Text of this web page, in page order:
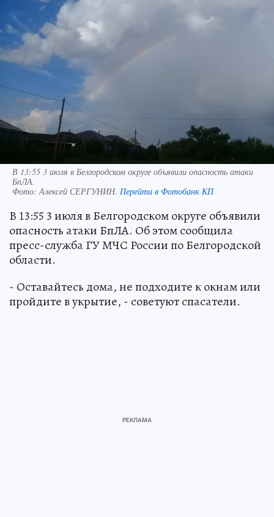
В 13:55 3 июля в Белгородском округе объявили опасность атаки
БпЛА.
Фото:Алексей СЕРГУНИН. Перейти в Фотобанк КП
В 13:55 3 июля в Белгородском округе объявили
опасность атаки БпЛА. Об этом сообщила
пресс-служба ГУ МЧС России по Белгородской
области.
- Оставайтесь дома, не подходите к окнам или
пройдите в укрытие, - советуют спасатели.